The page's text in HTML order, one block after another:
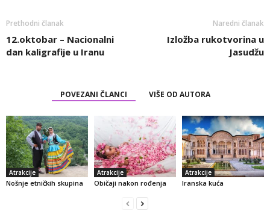
Prethodni članak
12.oktobar – Nacionalni
dan kaligrafije u Iranu
Naredni članak
Izložba rukotvorina u
Jasudžu
POVEZANI ČLANCI VIŠE OD AUTORA
Atrakcije
Nošnje etničkih skupina
Atrakcije
Običaji nakon rođenja
Atrakcije
Iranska kuća